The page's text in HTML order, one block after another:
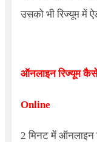
उसको भी रिज्यूम में
ऑनलाइन रिज्यूम
Online
2 मिनट में ऑनलाइन